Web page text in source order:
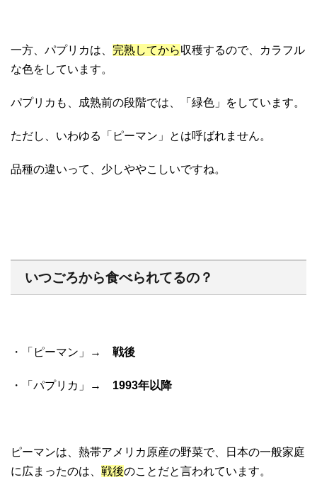
一方、パプリカは、 完熟してから収穫するので、カラフル
な色をしています。
パプリカも、成熟前の段階では、「緑色」をしています。
ただし、いわゆる「ピーマン」とは呼ばれません。
品種の違いって、少しややこしいですね。
いつごろから食べられてるの？
・「ピーマン」→ 戦後
・「パプリカ」→ 1993年以降
ピーマンは、熱帯アメリカ原産の野菜で、日本の一般家庭
に広まったのは、 戦後のことだと言われています。